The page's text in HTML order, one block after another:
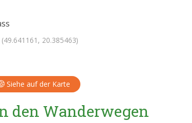
(49.641161, 20.385463)
Siehe auf der Karte
den Wanderwegen